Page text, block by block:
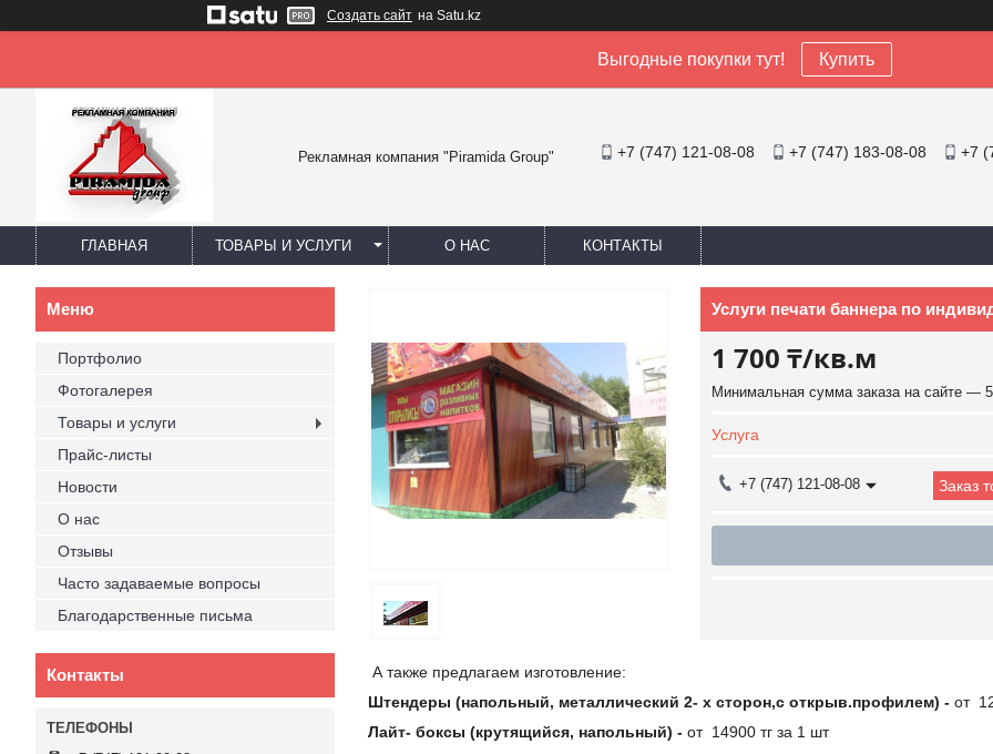
Создать сайт на Satu.kz
Выгодные покупки тут! Купить
Рекламная компания "Piramida Group" +7 (747) 121-08-08 +7 (747) 183-08-08 +7
ГЛАВНАЯ ТОВАРЫ И УСЛУГИ О НАС КОНТАКТЫ
Услуги печати баннера по
1 700 ₸/кв.м
Минимальная сумма заказа на сайте —
Услуга
+7 (747) 121-08-08 Заказ
А также предлагаем изготовление:
Штендеры (напольный, металлический 2- х сторон,с открыв.профилем) - от
Лайт- боксы (крутящийся, напольный) - от 14900 тг за 1 шт
Портфолио
Фотогалерея
Товары и услуги
Прайс-листы
Новости
О нас
Отзывы
Часто задаваемые вопросы
Благодарственные письма
Контакты